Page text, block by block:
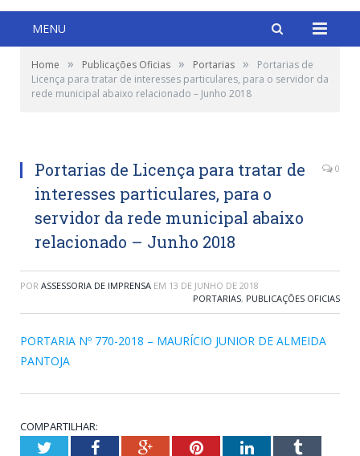
MENU
Home » Publicações Oficias » Portarias »
Portarias de
Licença para tratar de interesses particulares, para o servidor da
rede municipal abaixo relacionado – Junho 2018
Portarias de Licença para tratar de
interesses particulares, para o
servidor da rede municipal abaixo
relacionado – Junho 2018
0
POR ASSESSORIA DE IMPRENSA EM 13 DE JUNHO DE 2018
PORTARIAS, PUBLICAÇÕES OFICIAS
PORTARIA Nº 770-2018 – MAURÍCIO JUNIOR DE ALMEIDA
PANTOJA
COMPARTILHAR:
TwitterFacebookGoogle+PinterestLinkedInTumblr